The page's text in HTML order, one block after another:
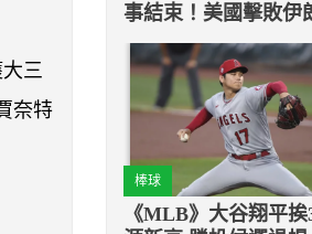
三
奈特
事結束！美國擊敗伊
16強！
棒球
《MLB》大谷翔平挨